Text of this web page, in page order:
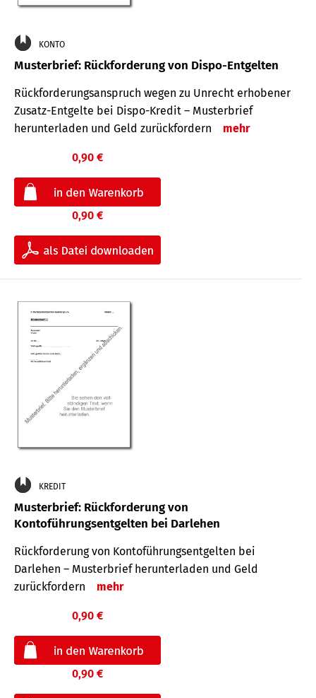
KONTO
Musterbrief: Rückforderung von Dispo-Entgelten
Rückforderungsanspruch wegen zu Unrecht erhobener
Zusatz-Entgelte bei Dispo-Kredit – Musterbrief
herunterladen und Geld zurückfordern
mehr
0,90 €
0,90 €
KREDIT
Musterbrief: Rückforderung von
Kontoführungsentgelten bei Darlehen
Rückforderung von Kontoführungsentgelten bei
Darlehen – Musterbrief herunterladen und Geld
zurückfordern
mehr
0,90 €
0,90 €